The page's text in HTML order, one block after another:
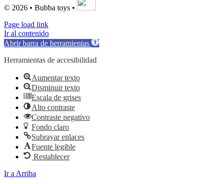
© 2026 • Bubba toys •
Page load link
Ir al contenido
Abrir barra de herramientas
Herramientas de accesibilidad
Aumentar texto
Disminuir texto
Escala de grises
Alto contraste
Contraste negativo
Fondo claro
Subrayar enlaces
Fuente legible
Restablecer
Ir a Arriba